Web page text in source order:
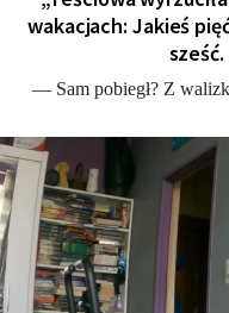
wakacjach: Jakieś
— Sam pobiegł? Z